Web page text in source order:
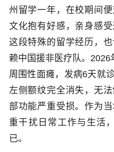
州留学一年，在校期间
文化抱有好感，亲身感
这段特殊的留学经历，
赖中国援非医疗队。
周围性面瘫，发病6天就
左侧额纹完全消失，无
部功能严重受损。作为
重干扰日常工作与生活
已。